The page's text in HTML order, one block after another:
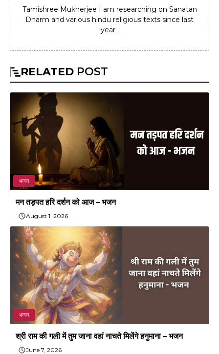
Tamishree Mukherjee I am researching on Sanatan
Dharm and various hindu religious texts since last
year .
RELATED POST
भजन
मन तड़पत हरि दर्शन को आज – भजन
August 1, 2026
भजन
श्री राम की गली में तुम जाना वहां नाचते मिलेंगे हनुमाना – भजन
June 7, 2026